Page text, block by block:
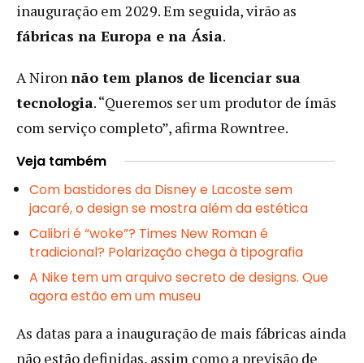
inauguração em 2029. Em seguida, virão as
fábricas na Europa e na Ásia.
A Nironnão tem planos de licenciar sua
tecnologia. “Queremos ser um produtor de ímãs
com serviço completo”, afirma Rowntree.
Veja também
Com bastidores da Disney e Lacoste sem
jacaré, o design se mostra além da estética
Calibri é “woke”? Times New Roman é
tradicional? Polarização chega à tipografia
A Nike tem um arquivo secreto de designs. Que
agora estão em um museu
As datas para a inauguração de mais fábricas ainda
não estão definidas, assim como a previsão de